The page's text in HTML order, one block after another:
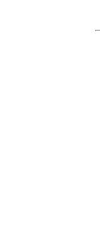
Könnern,
Köthen